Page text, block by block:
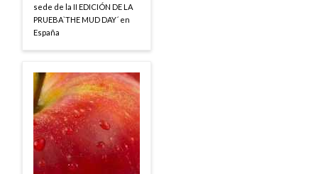
sede de la II EDICIÓN DE LA
PRUEBA`THE MUD DAY´ en
España